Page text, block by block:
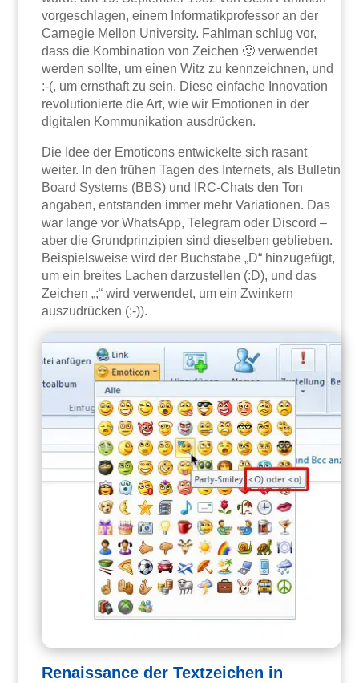
vorgeschlagen, einem Informatikprofessor an der
Carnegie Mellon University. Fahlman schlug vor,
dass die Kombination von Zeichen 🙂 verwendet
werden sollte, um einen Witz zu kennzeichnen, und
:-(, um ernsthaft zu sein. Diese einfache Innovation
revolutionierte die Art, wie wir Emotionen in der
digitalen Kommunikation ausdrücken.
Die Idee der Emoticons entwickelte sich rasant
weiter. In den frühen Tagen des Internets, als Bulletin
Board Systems (BBS) und IRC-Chats den Ton
angaben, entstanden immer mehr Variationen. Das
war lange vor WhatsApp, Telegram oder Discord –
aber die Grundprinzipien sind dieselben geblieben.
Beispielsweise wird der Buchstabe „D“ hinzugefügt,
um ein breites Lachen darzustellen (:D), und das
Zeichen „;“ wird verwendet, um ein Zwinkern
auszudrücken (;-)).
Renaissance der Textzeichen in